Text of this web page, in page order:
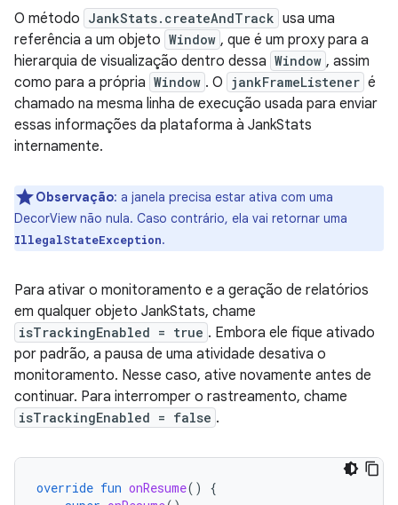
O método JankStats.createAndTrack usa uma
referência a um objeto Window , que é um proxy para a
hierarquia de visualização dentro dessa Window , assim
como para a própria Window . O jankFrameListener é
chamado na mesma linha de execução usada para enviar
essas informações da plataforma à JankStats
internamente.
Observação: a janela precisa estar ativa com uma
DecorView não nula. Caso contrário, ela vai retornar uma
IllegalStateException.
Para ativar o monitoramento e a geração de relatórios
em qualquer objeto JankStats, chame
isTrackingEnabled = true . Embora ele fique ativado
por padrão, a pausa de uma atividade desativa o
monitoramento. Nesse caso, ative novamente antes de
continuar. Para interromper o rastreamento, chame
isTrackingEnabled = false .
override fun onResume()
{